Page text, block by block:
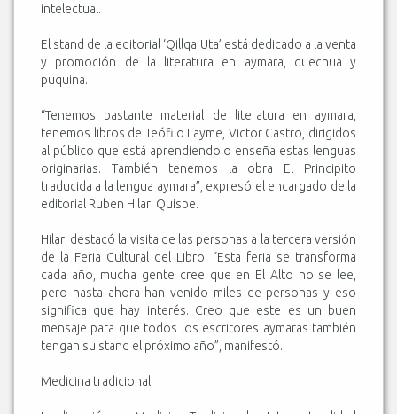
intelectual.
El stand de la editorial ‘Qillqa Uta’ está dedicado a la venta
y promoción de la literatura en aymara, quechua y
puquina.
“Tenemos bastante material de literatura en aymara,
tenemos libros de Teófilo Layme, Victor Castro, dirigidos
al público que está aprendiendo o enseña estas lenguas
originarias. También tenemos la obra El Principito
traducida a la lengua aymara”, expresó el encargado de la
editorial Ruben Hilari Quispe.
Hilari destacó la visita de las personas a la tercera versión
de la Feria Cultural del Libro. “Esta feria se transforma
cada año, mucha gente cree que en El Alto no se lee,
pero hasta ahora han venido miles de personas y eso
significa que hay interés. Creo que este es un buen
mensaje para que todos los escritores aymaras también
tengan su stand el próximo año”, manifestó.
Medicina tradicional